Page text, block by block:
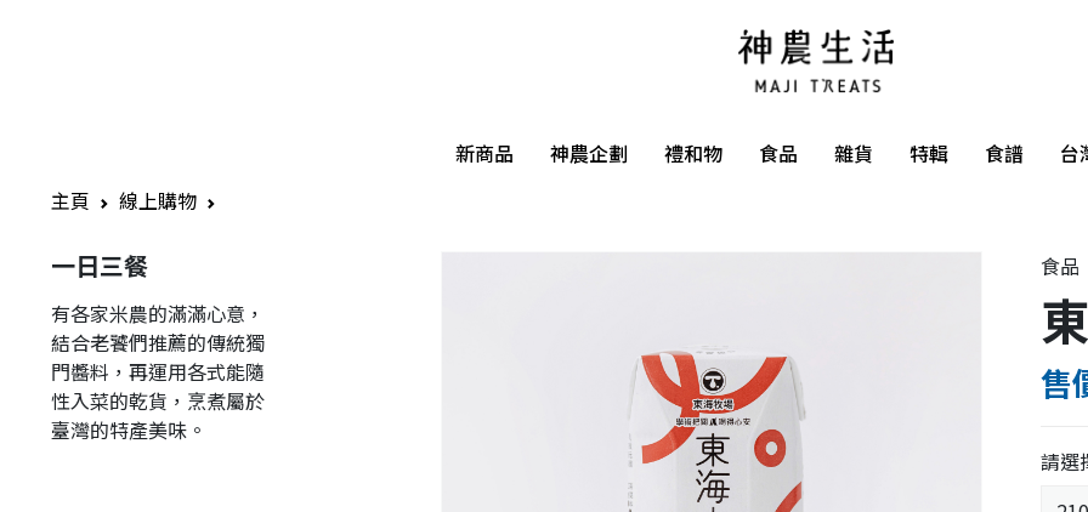
新商品 神農企劃 禮和物 食品 雜貨 特輯 食譜
台
主頁
線上購物
一日三餐
有各家米農的滿滿心意，
結合老饕們推薦的傳統獨
門醬料，再運用各式能隨
性入菜的乾貨，烹煮屬於
臺灣的特產美味。
食品
售
請選